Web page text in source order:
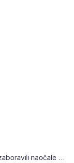
[Aplikacija tjedna] Ako ste zaboravili naočale za čitanje, ova će vam aplikacija biti izrazito korisna